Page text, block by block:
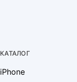
КАТАЛОГ
iPhone